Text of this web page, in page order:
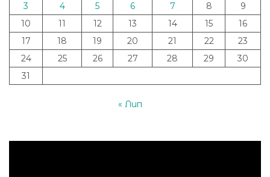
3
4 5 6 7 8
9
10
11 12 13 14 15
16
17
18 19 20 21 22
23
24
25 26 27 28 29
30
31
« Лип